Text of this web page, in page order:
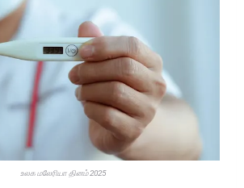
உலக மலேரியா தினம் 2025